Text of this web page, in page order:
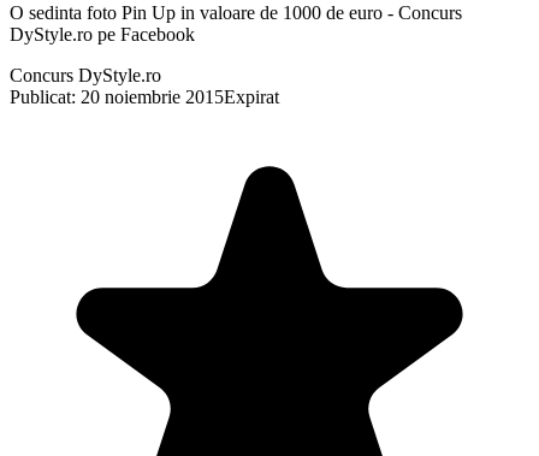
O sedinta foto Pin Up in valoare de 1000 de euro - Concurs
DyStyle.ro pe Facebook
Concurs DyStyle.ro
Publicat: 20 noiembrie 2015Expirat